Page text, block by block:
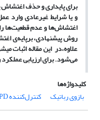
برای پایداری و حذف
و یا شرایط غیرعادی وارد
اغتشاش‌ها و عدم قطعیت‌ها
روش پیشنهادی، برپایه‌ی
علاوه،در این مقاله اثبات
می‌شود. برای ارزیابی
کلیدواژه‌ها
بازوی رباتیک
کنترل‌کننده PD